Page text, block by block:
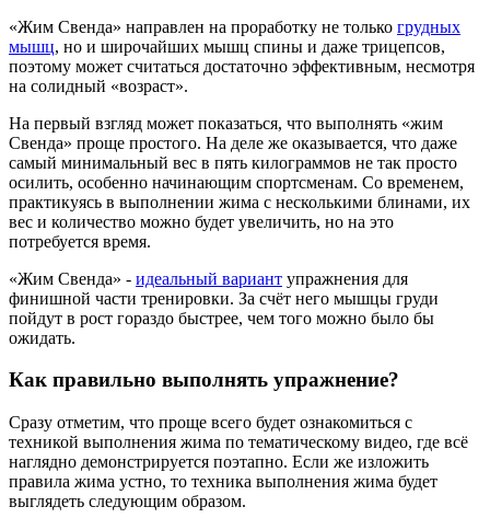
«Жим Свенда» направлен на проработку не только грудных
мышц, но и широчайших мышц спины и даже трицепсов,
поэтому может считаться достаточно эффективным, несмотря
на солидный «возраст».
На первый взгляд может показаться, что выполнять «жим
Свенда» проще простого. На деле же оказывается, что даже
самый минимальный вес в пять килограммов не так просто
осилить, особенно начинающим спортсменам. Со временем,
практикуясь в выполнении жима с несколькими блинами, их
вес и количество можно будет увеличить, но на это
потребуется время.
«Жим Свенда» - идеальный вариант упражнения для
финишной части тренировки. За счёт него мышцы груди
пойдут в рост гораздо быстрее, чем того можно было бы
ожидать.
Как правильно выполнять упражнение?
Сразу отметим, что проще всего будет ознакомиться с
техникой выполнения жима по тематическому видео, где всё
наглядно демонстрируется поэтапно. Если же изложить
правила жима устно, то техника выполнения жима будет
выглядеть следующим образом.